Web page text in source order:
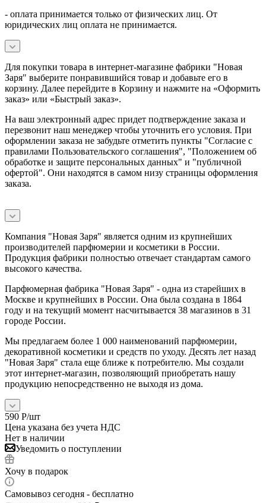
- оплата принимается только от физических лиц. От
юридических лиц оплата не принимается.
Для покупки товара в интернет-магазине фабрики "Новая
Заря" выберите понравившийся товар и добавьте его в
корзину. Далее перейдите в Корзину и нажмите на «Оформить
заказ» или «Быстрый заказ».
На ваш электронный адрес придет подтверждение заказа и
перезвонит наш менеджер чтобы уточнить его условия. При
оформлении заказа не забудьте отметить пункты "Согласие с
правилами Пользовательского соглашения", "Положением об
обработке и защите персональных данных" и "публичной
офертой". Они находятся в самом низу страницы оформления
заказа.
Компания "Новая Заря" является одним из крупнейших
производителей парфюмерии и косметики в России.
Продукция фабрики полностью отвечает стандартам самого
высокого качества.
Парфюмерная фабрика "Новая Заря" - одна из старейших в
Москве и крупнейших в России. Она была создана в 1864
году и на текущий момент насчитывается 38 магазинов в 31
городе России.
Мы предлагаем более 1 000 наименований парфюмерии,
декоративной косметики и средств по уходу. Десять лет назад
"Новая Заря" стала еще ближе к потребителю. Мы создали
этот интернет-магазин, позволяющий приобретать нашу
продукцию непосредственно не выходя из дома.
590 Р/шт
Цена указана без учета НДС
Нет в наличии
Уведомить о поступлении
Хочу в подарок
Самовывоз сегодня - бесплатно